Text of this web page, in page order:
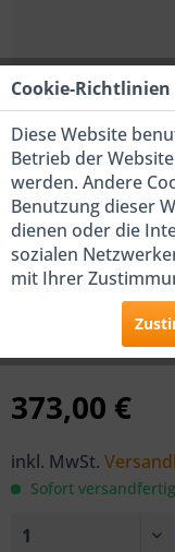
COSMO
für
373,00 €
inkl. MwSt.
Sofort
Cookie-Richtlinien
Diese Website
Betrieb der
werden. Andere
Benutzung dieser
dienen oder die
sozialen
mit Ihrer